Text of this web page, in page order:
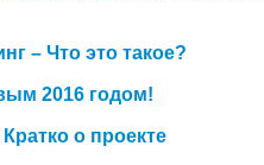
– Что это такое?
2016 годом!
о проекте